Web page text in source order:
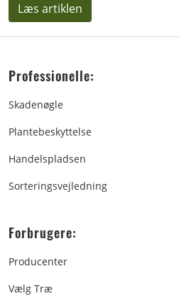
Læs artiklen
Professionelle:
Skadenøgle
Plantebeskyttelse
Handelspladsen
Sorteringsvejledning
Forbrugere:
Producenter
Vælg Træ